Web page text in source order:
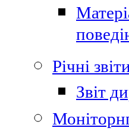
Річні
Звіт